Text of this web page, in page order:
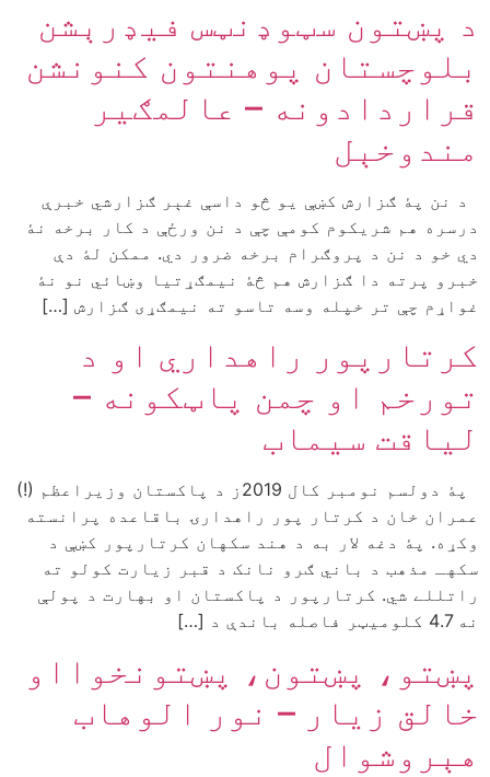
د پښتون سټوډنټس فیډرېشن
بلوچستان پوهنتون کنونشن
قراردادونه – عالمګیر
مندوخېل
د نن پۀ ګزارش کښې یو څو داسې غېر ګزارشي خبرې
درسره هم شریکوم کومې چې د نن ورځې د کار برخه نۀ
دي خو د نن د پروګرام برخه ضرور دي. ممکن لۀ دې
خبرو پرته دا ګزارش هم څۀ نیمګړتیا وښائي نو نۀ
غواړم چې تر خپله وسه تاسو ته نیمګړی ګزارش […]
کرتارپور راهداري او د
تورخم او چمن پاټکونه –
لیاقت سیماب
پۀ دولسم نومبر کال 2019ز د پاکستان وزيراعظم (!)
عمران خان د کرتار پور راهدارۍ باقاعده پرانسته
وکړه. پۀ دغه لار به د هند سکهان کرتارپور کښې د
سکهـ مذهب د باني ګرو نانک د قبر زيارت کولو ته
راتللے شي. کرتارپور د پاکستان او بهارت د پولې
نه 4.7 کلوميټر فاصله باندې د […]
پښتو، پښتون، پښتونخوااو
خالق زیار – نور الوهاب
هېروشوال